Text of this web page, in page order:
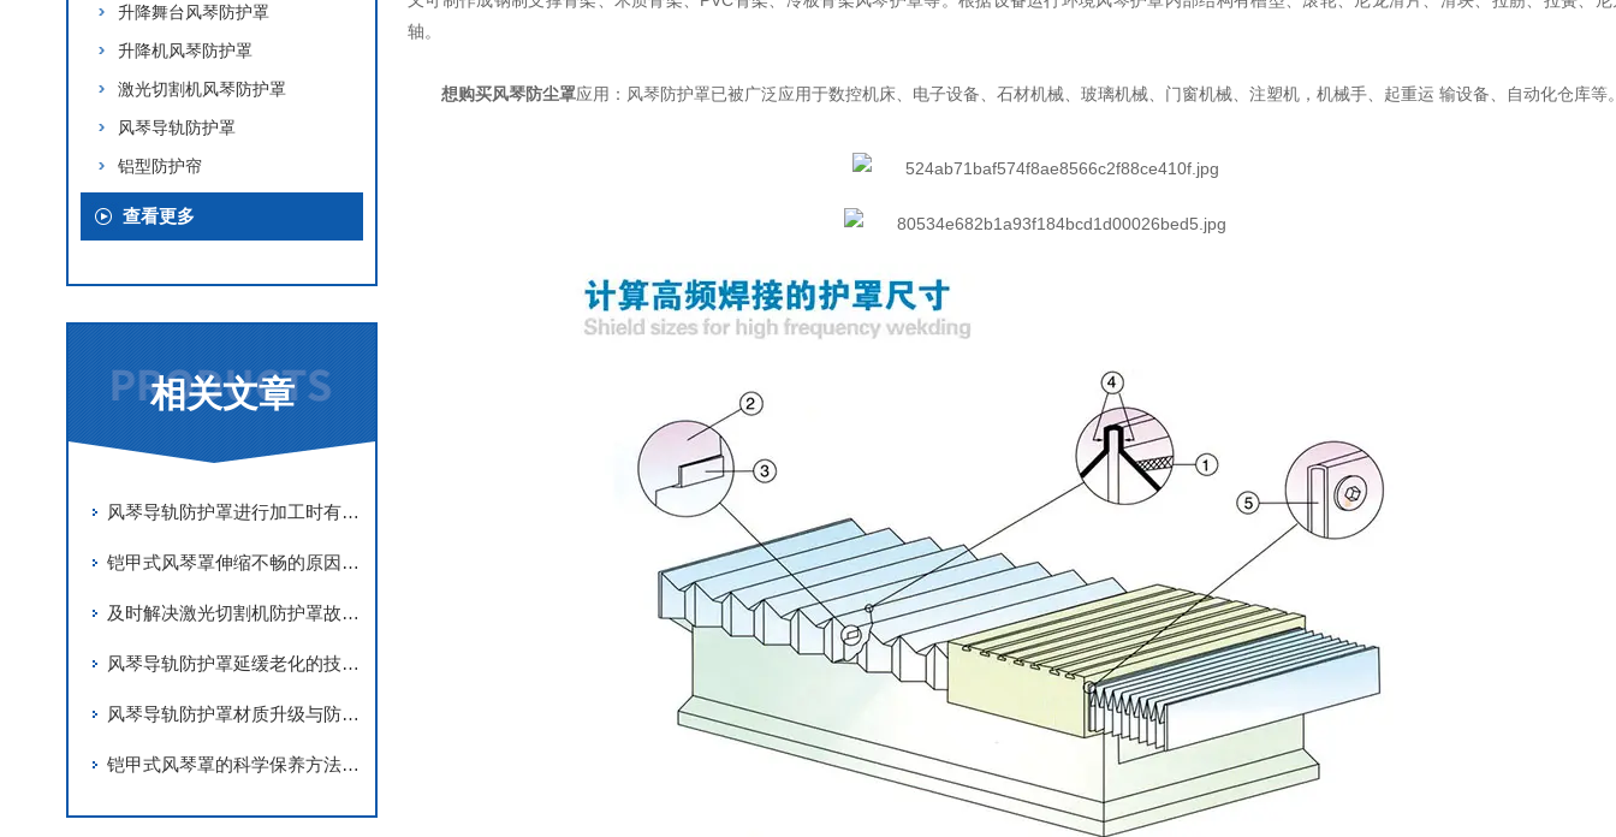
升降舞台风琴防护罩
升降机风琴防护罩
激光切割机风琴防护罩
风琴导轨防护罩
铝型防护帘
查看更多
相关文章
风琴导轨防护罩进行加工时有哪些要求
铠甲式风琴罩伸缩不畅的原因有哪些？
及时解决激光切割机防护罩故障是实现长期稳定防护的关键
风琴导轨防护罩延缓老化的技术手段
风琴导轨防护罩材质升级与防护优化
铠甲式风琴罩的科学保养方法分享
轴。
想购买风琴防尘罩应用：风琴防护罩已被广泛应用于数控机床、电子设备、石材机械、玻璃机械、门窗机械、注塑机，机械手、起重运 输设备、自动化仓库等